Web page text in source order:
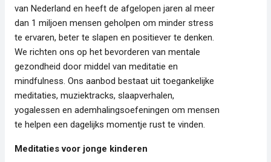
van Nederland en heeft de afgelopen jaren al meer
dan 1 miljoen mensen geholpen om minder stress
te ervaren, beter te slapen en positiever te denken.
We richten ons op het bevorderen van mentale
gezondheid door middel van meditatie en
mindfulness. Ons aanbod bestaat uit toegankelijke
meditaties, muziektracks, slaapverhalen,
yogalessen en ademhalingsoefeningen om mensen
te helpen een dagelijks momentje rust te vinden.
Meditaties voor jonge kinderen